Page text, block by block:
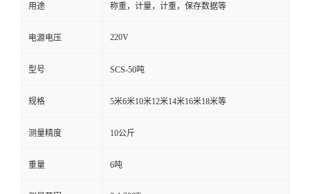
用途 称重，计量，计重，保存数据等
电源电压 220V
型号 SCS-50吨
规格 5米6米10米12米14米16米18米等
测量精度 10公斤
重量 6吨